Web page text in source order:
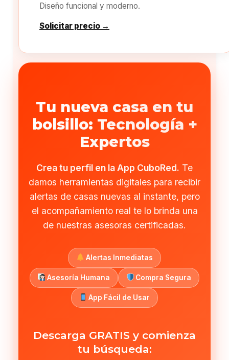
Diseño funcional y moderno.
Solicitar precio →
Tu nueva casa en tu
bolsillo: Tecnología +
Expertos
Crea tu perfil en la App CuboRed. Te
damos herramientas digitales para recibir
alertas de casas nuevas al instante, pero
el acompañamiento real te lo brinda una
de nuestras asesoras certificadas.
Alertas Inmediatas
Asesoría Humana Compra Segura
App Fácil de Usar
Descarga GRATIS y comienza
tu búsqueda: